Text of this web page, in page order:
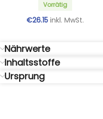
Vorrätig
€26.15 inkl. MwSt.
Nährwerte
Inhaltsstoffe
Ursprung